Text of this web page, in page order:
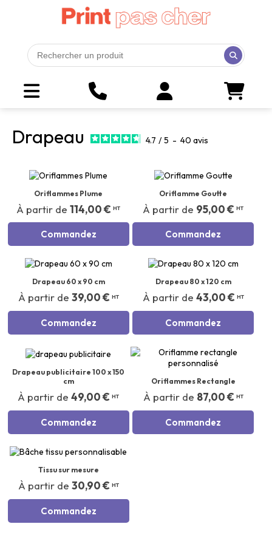
Drapeau 4.7 / 5 - 40 avis
Oriflammes Plume
À partir de114,00 €HT
Commandez
Oriflamme Goutte
À partir de 95,00 €HT
Commandez
Drapeau 60 x 90 cm
À partir de 39,00 € HT
Commandez
Drapeau 80 x 120 cm
À partir de 43,00 € HT
Commandez
Drapeau publicitaire 100 x 150
cm
À partir de49,00 €HT
Commandez
Oriflammes Rectangle
À partir de 87,00 € HT
Commandez
Tissu sur mesure
À partir de 30,90 € HT
Commandez